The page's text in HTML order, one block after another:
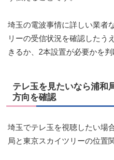
埼玉の電波事情に詳しい業者
リーの受信状況を確認したう
きるか、2本設置が必要かを判
テレ玉を見たいなら浦和
方向を確認
埼玉でテレ玉を視聴したい場
局と東京スカイツリーの位置